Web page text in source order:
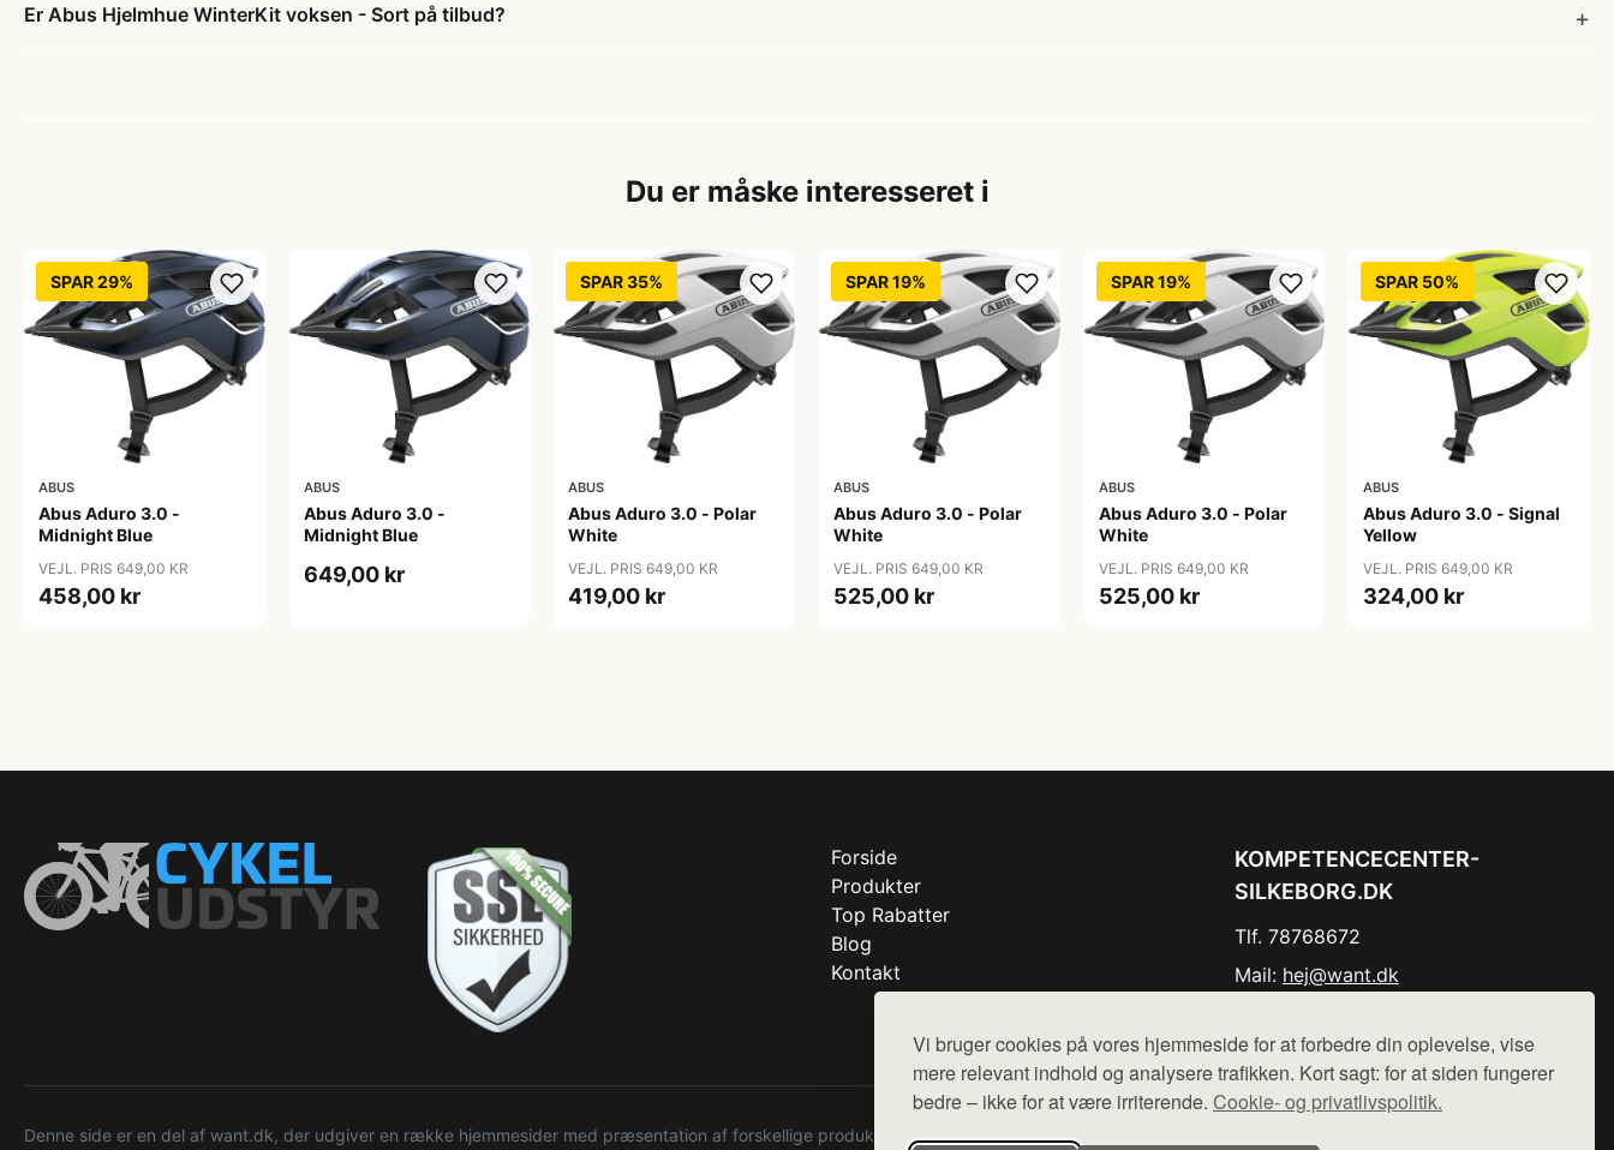
Vi bruger cookies på vores hjemmeside for at forbedre din oplevelse, vise
mere relevant indhold og analysere trafikken. Kort sagt: for at siden fungerer
bedre – ikke for at være irriterende. Cookie- og privatlivspolitik.
Er Abus Hjelmhue WinterKit voksen - Sort på tilbud?
Du er måske interesseret i
SPAR 29%
ABUS
Abus Aduro 3.0 -
Midnight Blue
VEJL. PRIS 649,00 KR
458,00 kr
ABUS
Abus Aduro 3.0 -
Midnight Blue
649,00 kr
SPAR 35%
ABUS
Abus Aduro 3.0 - Polar
White
VEJL. PRIS 649,00 KR
419,00 kr
SPAR 19%
ABUS
Abus Aduro 3.0 - Polar
White
VEJL. PRIS 649,00 KR
525,00 kr
SPAR 19%
ABUS
Abus Aduro 3.0 - Polar
White
VEJL. PRIS 649,00 KR
525,00 kr
SPAR 50%
ABUS
Abus Aduro 3.0 - Signal
Yellow
VEJL. PRIS 649,00 KR
324,00 kr
Forside
Produkter
Top Rabatter
Blog
Kontakt
KOMPETENCECENTER-
SILKEBORG.DK
Tlf. 78768672
Mail: hej@want.dk
Denne side er en del af want.dk, der udgiver en række hjemmesider med præsentation af forskellige produkter fra diverse webshops. Der sælges ikke varer fra denne side - vi henviser til de shops,